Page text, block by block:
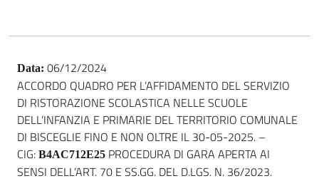
Data: 06/12/2024
ACCORDO QUADRO PER L’AFFIDAMENTO DEL SERVIZIO
DI RISTORAZIONE SCOLASTICA NELLE SCUOLE
DELL’INFANZIA E PRIMARIE DEL TERRITORIO COMUNALE
DI BISCEGLIE FINO E NON OLTRE IL 30-05-2025. –
CIG: B4AC712E25 PROCEDURA DI GARA APERTA AI
SENSI DELL’ART. 70 E SS.GG. DEL D.LGS. N. 36/2023.